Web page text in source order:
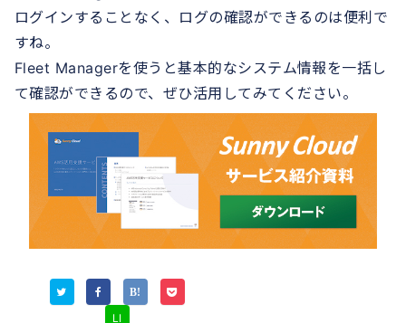
ログインすることなく、ログの確認ができるのは便利で
すね。
Fleet Managerを使うと基本的なシステム情報を一括し
て確認ができるので、ぜひ活用してみてください。
LI